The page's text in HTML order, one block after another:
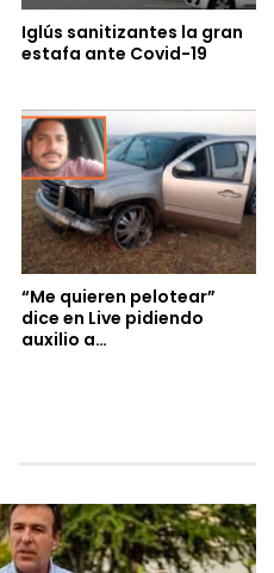
Iglús sanitizantes la gran
estafa ante Covid-19
“Me quieren pelotear”
dice en Live pidiendo
auxilio a…